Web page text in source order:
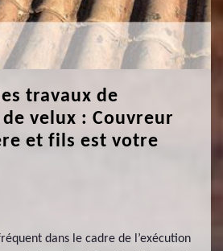
travaux de
velux : Couvreur
et fils est votre
dans le cadre de l’exécution